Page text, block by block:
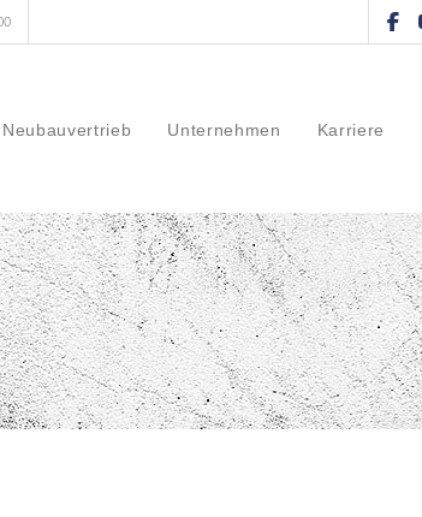
Neubauvertrieb Unternehmen Karriere